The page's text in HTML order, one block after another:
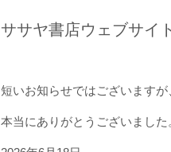
ササヤ書店ウェブサ
短いお知らせではございます
本当にありがとうございました